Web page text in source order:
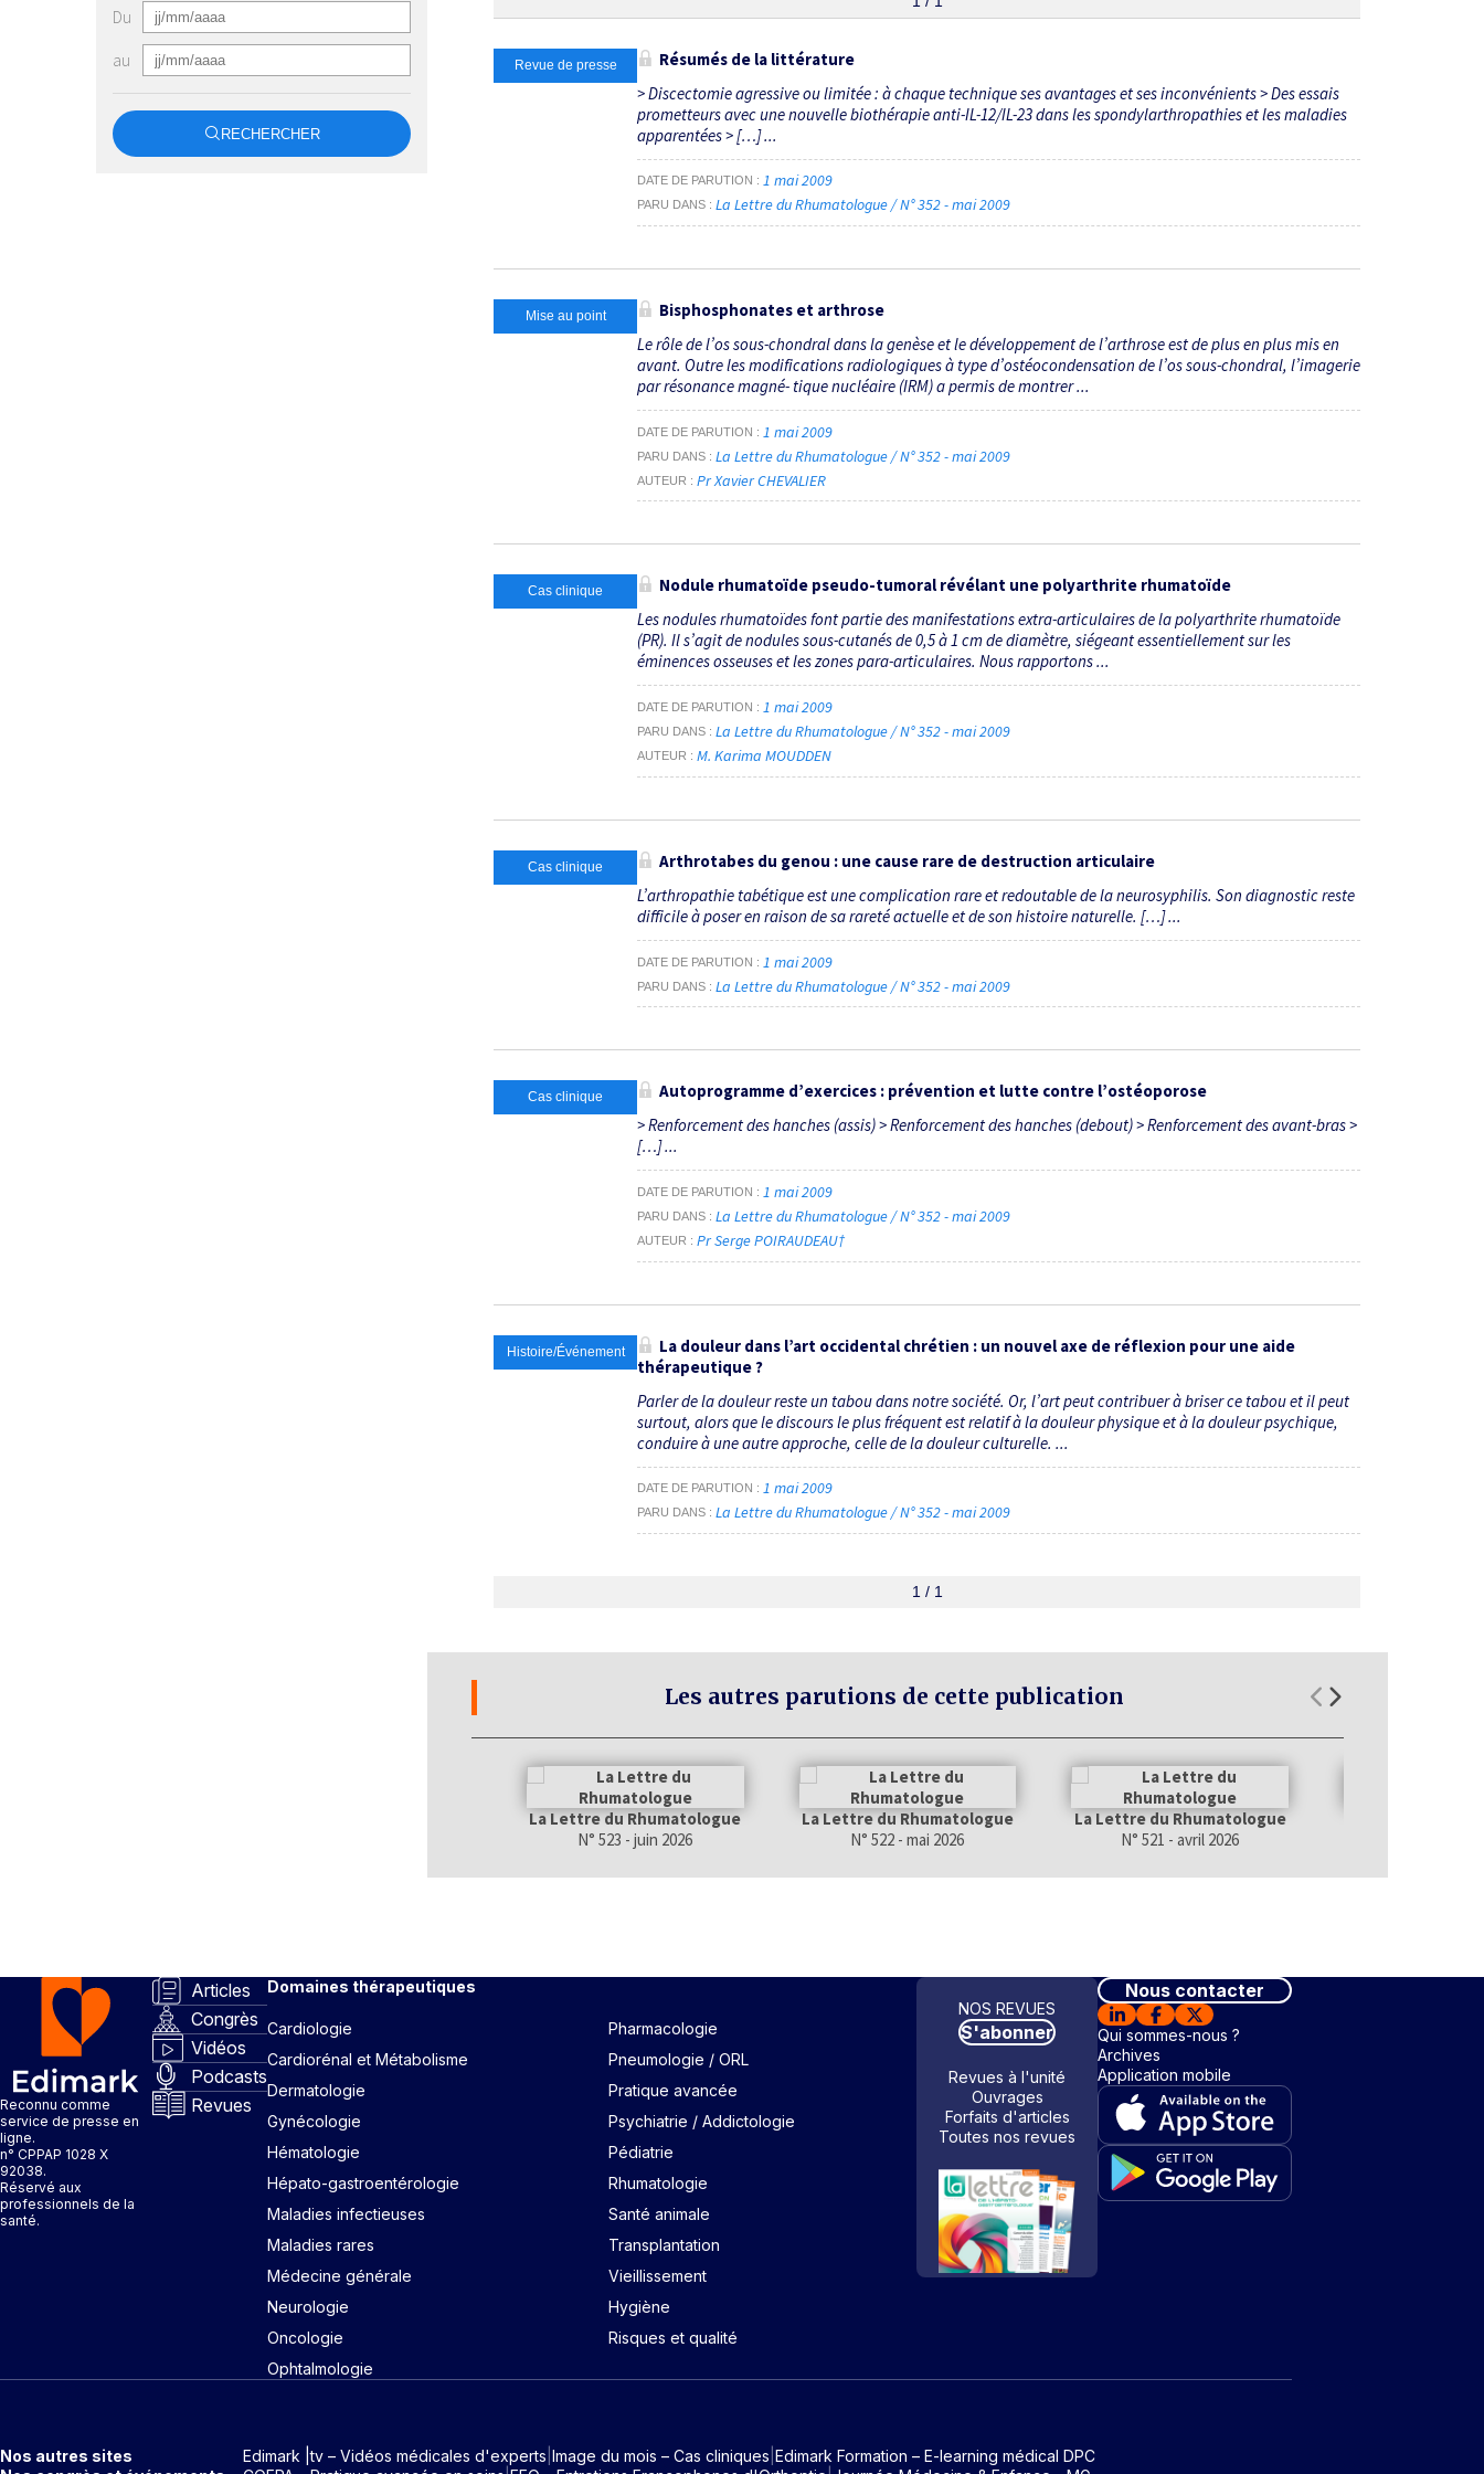
Du
au
RECHERCHER
Revue de presse
Résumés de la littérature
> Discectomie agressive ou limitée : à chaque technique ses avantages et ses inconvénients > Des essais
prometteurs avec une nouvelle biothérapie anti-IL-12/IL-23 dans les spondylarthropathies et les maladies
apparentées > […] ...
DATE DE PARUTION 1 mai 2009
PARU DANS La Lettre du Rhumatologue / N° 352 - mai 2009
Mise au point
Bisphosphonates et arthrose
Le rôle de l’os sous-chondral dans la genèse et le développement de l’arthrose est de plus en plus mis en
avant. Outre les modifications radiologiques à type d’ostéocondensation de l’os sous-chondral, l’imagerie
par résonance magné- tique nucléaire (IRM) a permis de montrer ...
DATE DE PARUTION 1 mai 2009
PARU DANS La Lettre du Rhumatologue / N° 352 - mai 2009
AUTEUR Pr Xavier CHEVALIER
Cas clinique
Nodule rhumatoïde pseudo-tumoral révélant une polyarthrite rhumatoïde
Les nodules rhumatoïdes font partie des manifestations extra-articulaires de la polyarthrite rhumatoïde
(PR). Il s’agit de nodules sous-cutanés de 0,5 à 1 cm de diamètre, siégeant essentiellement sur les
éminences osseuses et les zones para-articulaires. Nous rapportons ...
DATE DE PARUTION 1 mai 2009
PARU DANS La Lettre du Rhumatologue / N° 352 - mai 2009
AUTEUR M. Karima MOUDDEN
Cas clinique
Arthrotabes du genou : une cause rare de destruction articulaire
L’arthropathie tabétique est une complication rare et redoutable de la neurosyphilis. Son diagnostic reste
difficile à poser en raison de sa rareté actuelle et de son histoire naturelle. […] ...
DATE DE PARUTION 1 mai 2009
PARU DANS La Lettre du Rhumatologue / N° 352 - mai 2009
Cas clinique
Autoprogramme d’exercices : prévention et lutte contre l’ostéoporose
> Renforcement des hanches (assis) > Renforcement des hanches (debout) > Renforcement des avant-bras >
[…] ...
DATE DE PARUTION 1 mai 2009
PARU DANS La Lettre du Rhumatologue / N° 352 - mai 2009
AUTEUR Pr Serge POIRAUDEAU†
Histoire/Événement
La douleur dans l’art occidental chrétien : un nouvel axe de réflexion pour une aide
thérapeutique ?
Parler de la douleur reste un tabou dans notre société. Or, l’art peut contribuer à briser ce tabou et il peut
surtout, alors que le discours le plus fréquent est relatif à la douleur physique et à la douleur psychique,
conduire à une autre approche, celle de la douleur culturelle. ...
DATE DE PARUTION 1 mai 2009
PARU DANS La Lettre du Rhumatologue / N° 352 - mai 2009
1 / 1
Les autres parutions de cette publication
La Lettre du Rhumatologue
N° 523 - juin 2026
La Lettre du Rhumatologue
N° 522 - mai 2026
La Lettre du Rhumatologue
N° 521 - avril 2026
Reconnu comme
service de presse en
ligne.
n° CPPAP 1028 X
92038.
Réservé aux
professionnels de la
santé.
Articles
Congrès
Vidéos
Podcasts
Revues
Domaines thérapeutiques
Cardiologie
Cardiorénal et Métabolisme
Dermatologie
Gynécologie
Hématologie
Hépato-gastroentérologie
Maladies infectieuses
Maladies rares
Médecine générale
Neurologie
Oncologie
Ophtalmologie
Pharmacologie
Pneumologie / ORL
Pratique avancée
Psychiatrie / Addictologie
Pédiatrie
Rhumatologie
Santé animale
Transplantation
Vieillissement
Hygiène
Risques et qualité
NOS REVUES
S'abonner
Revues à l'unité
Ouvrages
Forfaits d'articles
Toutes nos revues
Nous contacter
Qui sommes-nous ?
Archives
Application mobile
Nos autres sites Edimark |tv – Vidéos médicales d'experts Image du mois – Cas cliniques Edimark Formation – E-learning médical DPC